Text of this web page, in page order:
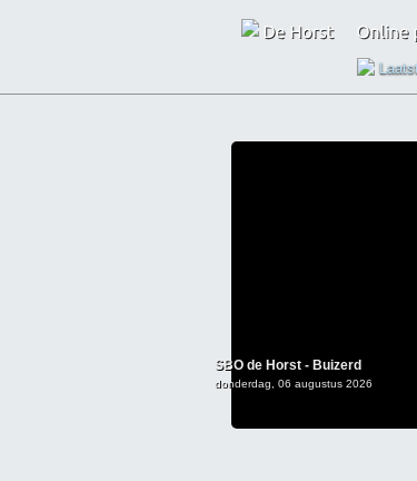
SBO de Horst - Buizerd
donderdag, 06 augustus 2026